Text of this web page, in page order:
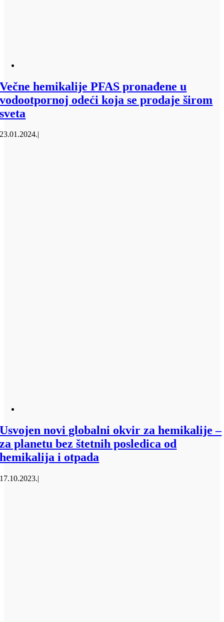
Večne hemikalije PFAS pronađene u
vodootpornoj odeći koja se prodaje širom
sveta
23.01.2024.|
Usvojen novi globalni okvir za hemikalije –
za planetu bez štetnih posledica od
hemikalija i otpada
17.10.2023.|